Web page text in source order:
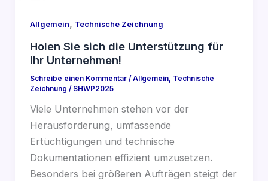
Allgemein, Technische Zeichnung
Holen Sie sich die Unterstützung für
Ihr Unternehmen!
Schreibe einen Kommentar / Allgemein, Technische
Zeichnung / SHWP2025
Viele Unternehmen stehen vor der
Herausforderung, umfassende
Ertüchtigungen und technische
Dokumentationen effizient umzusetzen.
Besonders bei größeren Aufträgen steigt der